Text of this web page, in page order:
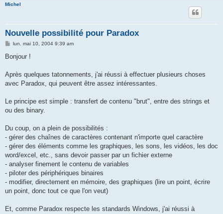
Michel
Nouvelle possibilité pour Paradox
M
s
g
lun. mai 10, 2004 9:39 am
Bonjour !
Après quelques tatonnements, j'ai réussi à effectuer plusieurs choses
avec Paradox, qui peuvent être assez intéressantes.
Le principe est simple : transfert de contenu "brut", entre des strings et
ou des binary.
Du coup, on a plein de possibilités :
- gérer des chaînes de caractères contenant n'importe quel caractère
- gérer des éléments comme les graphiques, les sons, les vidéos, les doc
word/excel, etc., sans devoir passer par un fichier externe
- analyser finement le contenu de variables
- piloter des périphériques binaires
- modifier, directement en mémoire, des graphiques (lire un point, écrire
un point, donc tout ce que l'on veut)
Et, comme Paradox respecte les standards Windows, j'ai réussi à